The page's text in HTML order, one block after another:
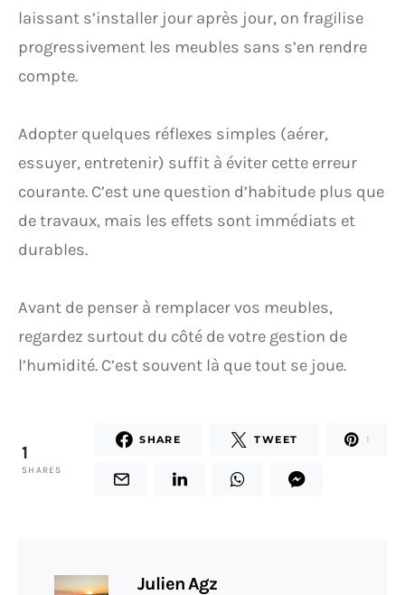
laissant s’installer jour après jour, on fragilise
progressivement les meubles sans s’en rendre
compte.
Adopter quelques réflexes simples (aérer,
essuyer, entretenir) suffit à éviter cette erreur
courante. C’est une question d’habitude plus que
de travaux, mais les effets sont immédiats et
durables.
Avant de penser à remplacer vos meubles,
regardez surtout du côté de votre gestion de
l’humidité. C’est souvent là que tout se joue.
1
SHARES
SHARE TWEET 1
Julien Agz